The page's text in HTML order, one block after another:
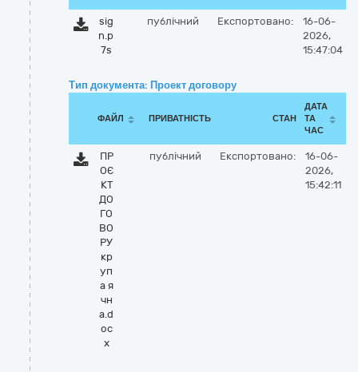
sig
n.p
7s
публічний Експортовано:
16-06-
2026,
15:47:04
Тип документа: Проект договору
ФАЙЛ ПРИВАТНІСТЬ СТАН
ДАТА
ТА
ЧАС
ПР
ОЄ
КТ
ДО
ГО
ВО
РУ
кр
уп
а я
чн
а.d
oc
x
публічний Експортовано:
16-06-
2026,
15:42:11